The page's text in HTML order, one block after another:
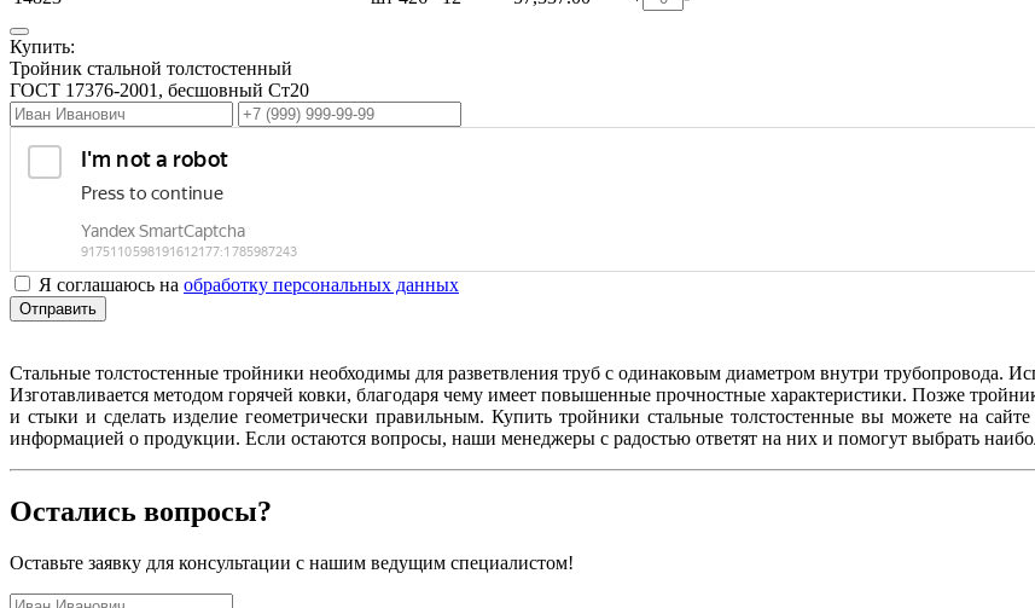
Купить:
Тройник стальной толстостенный
ГОСТ 17376-2001, бесшовный Ст20
Я соглашаюсь на обработку персональных данных
Отправить
Стальные толстостенные тройники необходимы для разветвления труб с одинаковым диаметром внутри трубопровода.
Изготавливается методом горячей ковки, благодаря чему имеет повышенные прочностные характеристики. Позже
и стыки и сделать изделие геометрически правильным. Купить тройники стальные толстостенные вы можете на
информацией о продукции. Если остаются вопросы, наши менеджеры с радостью ответят на них и помогут выбрать
Остались вопросы?
Оставьте заявку для консультации с нашим ведущим специалистом!